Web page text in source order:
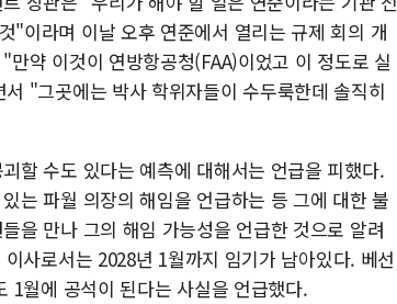
"이라며 이날 오후 연준에서 열리는 규제 회의 개
약 이것이 연방항공청(FAA)이었고 이 정도로 실
"그곳에는 박사 학위자들이 수두룩한데 솔직히
할 수도 있다는 예측에 대해서는 언급을 피했다.
는 파월 의장의 해임을 언급하는 등 그에 대한 불
을 만나 그의 해임 가능성을 언급한 것으로 알려
사로서는 2028년 1월까지 임기가 남아있다. 베선
1월에 공석이 된다는 사실을 언급했다.